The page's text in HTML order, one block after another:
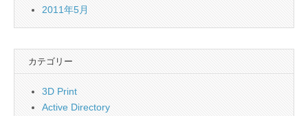
2011年5月
カテゴリー
3D Print
Active Directory